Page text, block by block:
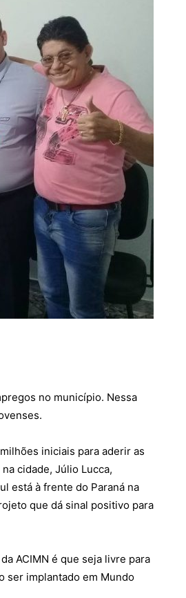
no município. Nessa
iniciais para aderir as
cidade, Júlio Lucca,
está à frente do Paraná na
que dá sinal positivo para
ACIMN é que seja livre para
ser implantado em Mundo